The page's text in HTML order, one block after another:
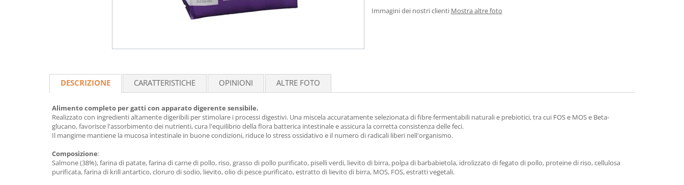
Immagini dei nostri clienti Mostra altre foto
DESCRIZIONE CARATTERISTICHE OPINIONI ALTRE FOTO
Alimento completo per gatti con apparato digerente sensibile.
Realizzato con ingredienti altamente digeribili per stimolare i processi digestivi. Una miscela accuratamente selezionata di fibre fermentabili naturali e prebiotici, tra cui FOS e MOS e Beta-
glucano, favorisce l'assorbimento dei nutrienti, cura l'equilibrio della flora batterica intestinale e assicura la corretta consistenza delle feci.
Il mangime mantiene la mucosa intestinale in buone condizioni, riduce lo stress ossidativo e il numero di radicali liberi nell'organismo.
Composizione:
Salmone (38%), farina di patate, farina di carne di pollo, riso, grasso di pollo purificato, piselli verdi, lievito di birra, polpa di barbabietola, idrolizzato di fegato di pollo, proteine di riso, cellulosa
purificata, farina di krill antartico, cloruro di sodio, lievito, olio di pesce purificato, estratto di lievito di birra, MOS, FOS, estratti vegetali.